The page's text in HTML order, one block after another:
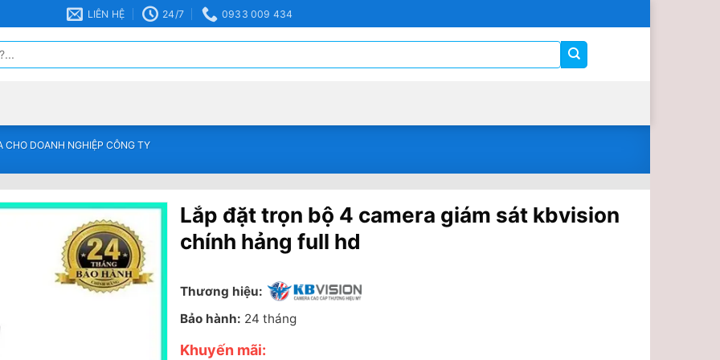
LIÊN HỆ 24/7 0933 009 434
CHO DOANH NGHIỆP CÔNG TY
Lắp đặt trọn bộ 4 camera giám sát kbvision
chính hảng full hd
Thương hiệu:
Bảo hành: 24 tháng
Khuyến mãi: